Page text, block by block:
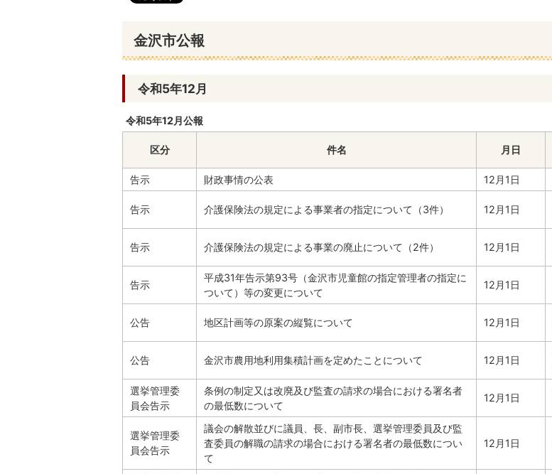
金沢市公報
令和5年12月
令和5年12月公報
区分 件名 月日
告示 財政事情の公表 12月1日
告示 介護保険法の規定による事業者の指定について（3件） 12月1日
告示 介護保険法の規定による事業の廃止について（2件） 12月1日
告示
平成31年告示第93号（金沢市児童館の指定管理者の指定に
ついて）等の変更について
12月1日
公告 地区計画等の原案の縦覧について 12月1日
公告 金沢市農用地利用集積計画を定めたことについて 12月1日
選挙管理委
員会告示
条例の制定又は改廃及び監査の請求の場合における署名者
の最低数について
12月1日
選挙管理委
員会告示
議会の解散並びに議員、長、副市長、選挙管理委員及び監
査委員の解職の請求の場合における署名者の最低数につい
て
12月1日